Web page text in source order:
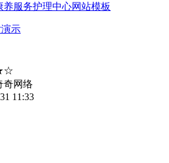
养服务护理中心网站模板
示
奇网络
11:33